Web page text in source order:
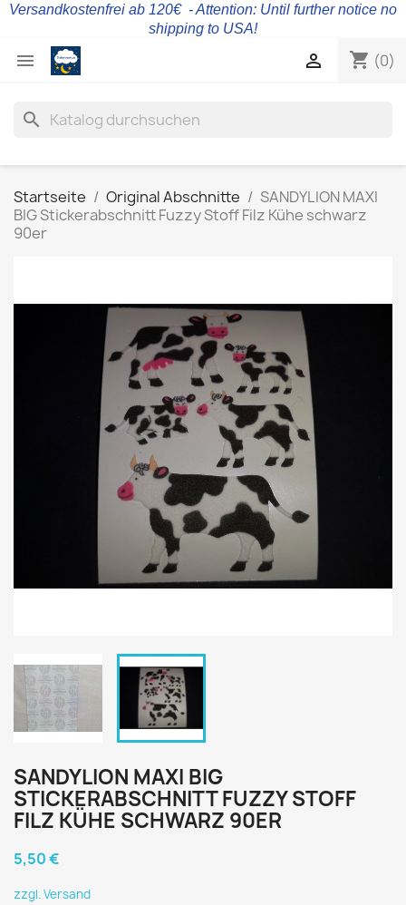
Versandkostenfrei ab 120€ - Attention: Until further notice no
shipping to USA!
 shopping_cart (0)

search
Startseite Original Abschnitte
SANDYLION MAXI
BIG Stickerabschnitt Fuzzy Stoff Filz Kühe schwarz
90er
SANDYLION MAXI BIG
STICKERABSCHNITT FUZZY STOFF
FILZ KÜHE SCHWARZ 90ER
5,50 €
zzgl. Versand